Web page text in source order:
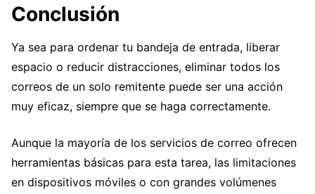
Conclusión
Ya sea para ordenar tu bandeja de entrada, liberar
espacio o reducir distracciones, eliminar todos los
correos de un solo remitente puede ser una acción
muy eficaz, siempre que se haga correctamente.
Aunque la mayoría de los servicios de correo ofrecen
herramientas básicas para esta tarea, las limitaciones
en dispositivos móviles o con grandes volúmenes